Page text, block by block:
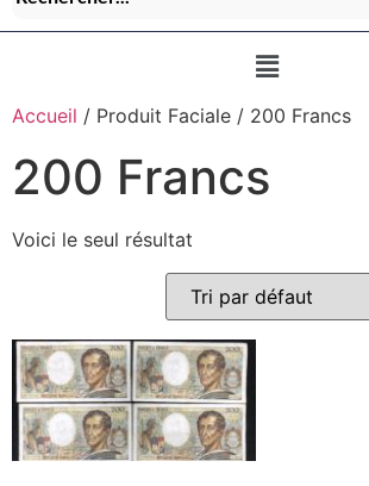
Accueil / Produit Faciale / 200 Francs
200 Francs
Voici le seul résultat